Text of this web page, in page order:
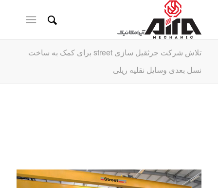
تلاش شرکت جرثقیل سازی street برای کمک به ساخت
نسل بعدی وسایل نقلیه ریلی